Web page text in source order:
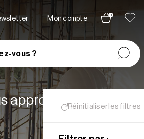
Mon compte
0
vous ?
Réinitialiser les filtres
appropriées à vos